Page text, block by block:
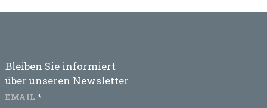
Bleiben Sie informiert
über unseren Newsletter
EMAIL